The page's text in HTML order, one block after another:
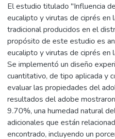
El estudio titulado "Influencia
eucalipto y virutas de ciprés en
tradicional producidos en el
propósito de este estudio es
eucalipto y virutas de ciprés en
Se implementó un diseño
cuantitativo, de tipo aplicada y
evaluar las propiedades del
resultados del adobe
9.70%, una humedad natural
adicionales que están
encontrado, incluyendo un